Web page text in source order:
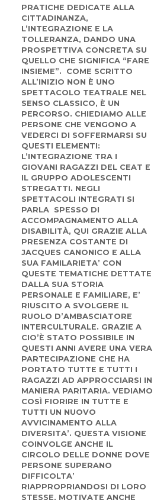
PRATICHE DEDICATE ALLA
CITTADINANZA,
L’INTEGRAZIONE E LA
TOLLERANZA, DANDO UNA
PROSPETTIVA CONCRETA SU
QUELLO CHE SIGNIFICA “FARE
INSIEME”. COME SCRITTO
ALL’INIZIO NON È UNO
SPETTACOLO TEATRALE NEL
SENSO CLASSICO, È UN
PERCORSO. CHIEDIAMO ALLE
PERSONE CHE VENGONO A
VEDERCI DI SOFFERMARSI SU
QUESTI ELEMENTI:
L’INTEGRAZIONE TRA I
GIOVANI RAGAZZI DEL CEAT E
IL GRUPPO ADOLESCENTI
STREGATTI. NEGLI
SPETTACOLI INTEGRATI SI
PARLA SPESSO DI
ACCOMPAGNAMENTO ALLA
DISABILITÀ, QUI GRAZIE ALLA
PRESENZA COSTANTE DI
JACQUES CANONICO E ALLA
SUA FAMILARIETA’ CON
QUESTE TEMATICHE DETTATE
DALLA SUA STORIA
PERSONALE E FAMILIARE, E’
RIUSCITO A SVOLGERE IL
RUOLO D’AMBASCIATORE
INTERCULTURALE. GRAZIE A
CIO’È STATO POSSIBILE IN
QUESTI ANNI AVERE UNA VERA
PARTECIPAZIONE CHE HA
PORTATO TUTTE E TUTTI I
RAGAZZI AD APPROCCIARSI IN
MANIERA PARITARIA. VEDIAMO
COSÌ FIORIRE IN TUTTE E
TUTTI UN NUOVO
AVVICINAMENTO ALLA
DIVERSITA’. QUESTA VISIONE
COINVOLGE ANCHE IL
CIRCOLO DELLE DONNE DOVE
PERSONE SUPERANO
DIFFICOLTA’
RIAPPROPRIANDOSI DI LORO
STESSE, MOTIVATE ANCHE